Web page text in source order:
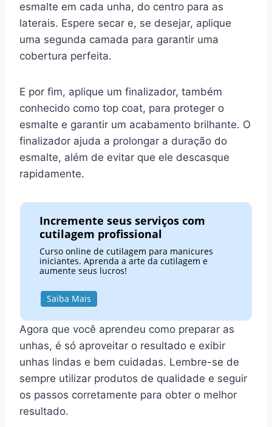
esmalte em cada unha, do centro para as
laterais. Espere secar e, se desejar, aplique
uma segunda camada para garantir uma
cobertura perfeita.
E por fim, aplique um finalizador, também
conhecido como top coat, para proteger o
esmalte e garantir um acabamento brilhante. O
finalizador ajuda a prolongar a duração do
esmalte, além de evitar que ele descasque
rapidamente.
Incremente seus serviços com
cutilagem profissional
Curso online de cutilagem para manicures
iniciantes. Aprenda a arte da cutilagem e
aumente seus lucros!
Saiba Mais
Agora que você aprendeu como preparar as
unhas, é só aproveitar o resultado e exibir
unhas lindas e bem cuidadas. Lembre-se de
sempre utilizar produtos de qualidade e seguir
os passos corretamente para obter o melhor
resultado.